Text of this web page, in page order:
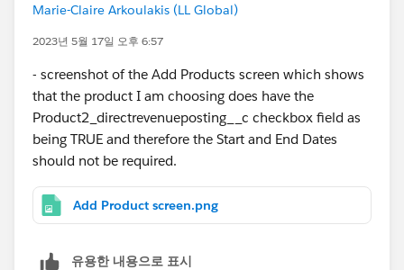
Marie-Claire Arkoulakis (LL Global)
2023년 5월 17일 오후 6:57
- screenshot of the Add Products screen which shows
that the product I am choosing does have the
Product2_directrevenueposting__c checkbox field as
being TRUE and therefore the Start and End Dates
should not be required.
Add Product screen.png
유용한 내용으로 표시